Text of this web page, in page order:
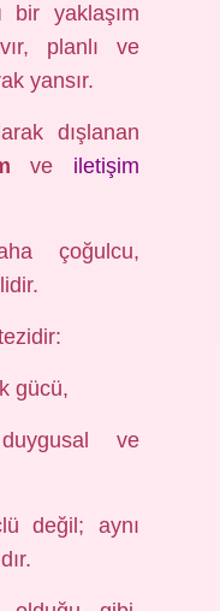
bir yaklaşım
planlı ve
yansır.
dışlanan
ve iletişim
çoğulcu,
gücü,
ve
değil; aynı